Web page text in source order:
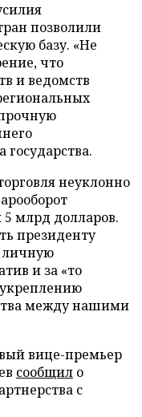
позволили
базу. «Не
что
и ведомств
государства.
неуклонно
млрд долларов.
президенту
личную
и за «то
между нашими
вице-премьер
сообщил о
с